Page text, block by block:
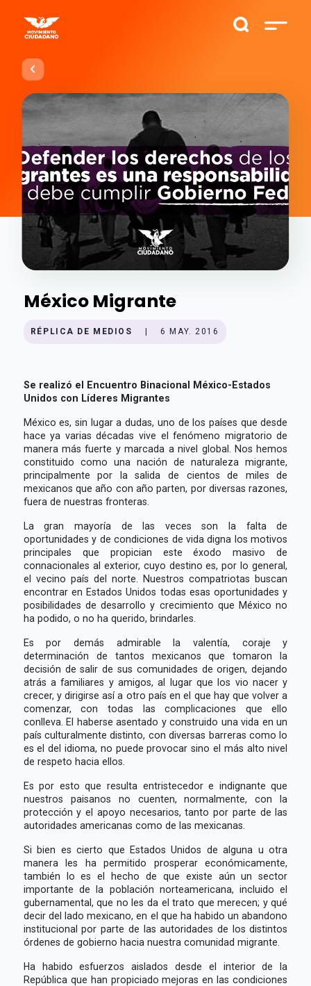
México Migrante
RÉPLICA DE MEDIOS 6 MAY. 2016
Se realizó el Encuentro Binacional México-Estados
Unidos con Líderes Migrantes
México es, sin lugar a dudas, uno de los países que desde
hace ya varias décadas vive el fenómeno migratorio de
manera más fuerte y marcada a nivel global. Nos hemos
constituido como una nación de naturaleza migrante,
principalmente por la salida de cientos de miles de
mexicanos que año con año parten, por diversas razones,
fuera de nuestras fronteras.
La gran mayoría de las veces son la falta de
oportunidades y de condiciones de vida digna los motivos
principales que propician este éxodo masivo de
connacionales al exterior, cuyo destino es, por lo general,
el vecino país del norte. Nuestros compatriotas buscan
encontrar en Estados Unidos todas esas oportunidades y
posibilidades de desarrollo y crecimiento que México no
ha podido, o no ha querido, brindarles.
Es por demás admirable la valentía, coraje y
determinación de tantos mexicanos que tomaron la
decisión de salir de sus comunidades de origen, dejando
atrás a familiares y amigos, al lugar que los vio nacer y
crecer, y dirigirse así a otro país en el que hay que volver a
comenzar, con todas las complicaciones que ello
conlleva. El haberse asentado y construido una vida en un
país culturalmente distinto, con diversas barreras como lo
es el del idioma, no puede provocar sino el más alto nivel
de respeto hacia ellos.
Es por esto que resulta entristecedor e indignante que
nuestros paisanos no cuenten, normalmente, con la
protección y el apoyo necesarios, tanto por parte de las
autoridades americanas como de las mexicanas.
Si bien es cierto que Estados Unidos de alguna u otra
manera les ha permitido prosperar económicamente,
también lo es el hecho de que existe aún un sector
importante de la población norteamericana, incluido el
gubernamental, que no les da el trato que merecen; y qué
decir del lado mexicano, en el que ha habido un abandono
institucional por parte de las autoridades de los distintos
órdenes de gobierno hacia nuestra comunidad migrante.
Ha habido esfuerzos aislados desde el interior de la
República que han propiciado mejoras en las condiciones